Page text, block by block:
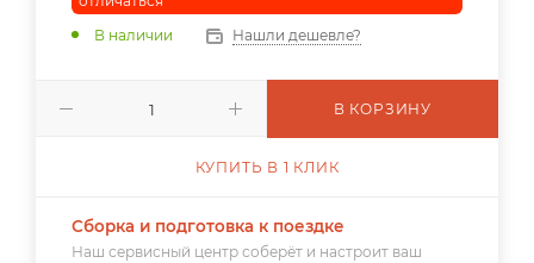
В наличии
Нашли дешевле?
В КОРЗИНУ
КУПИТЬ В 1 КЛИК
Сборка и подготовка к поездке
Наш сервисный центр соберёт и настроит ваш